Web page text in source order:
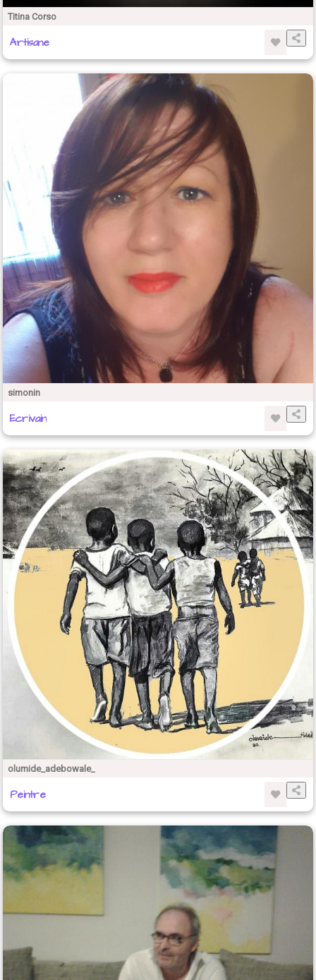
Titina Corso
Artisane
simonin
Ecrivain
olumide_adebowale_
Peintre